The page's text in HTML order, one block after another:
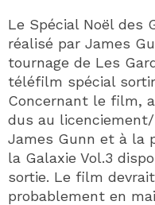
Le Spécial Noël des
réalisé par James
tournage de Les
téléfilm spécial
Concernant le film,
dus au
James Gunn et à la
la Galaxie Vol.3
sortie. Le film
probablement en